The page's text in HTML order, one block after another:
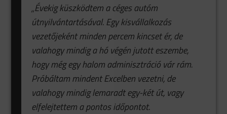
„Évekig küszködtem a céges autóm
útnyilvántartásával. Egy kisvállalkozás
vezetőjeként minden percem kincset ér, de
valahogy mindig a hó végén jutott eszembe,
hogy még egy halom adminisztráció vár rám.
Próbáltam mindent Excelben vezetni, de
valahogy mindig lemaradt egy-két út, vagy
elfelejtettem a pontos időpontot.